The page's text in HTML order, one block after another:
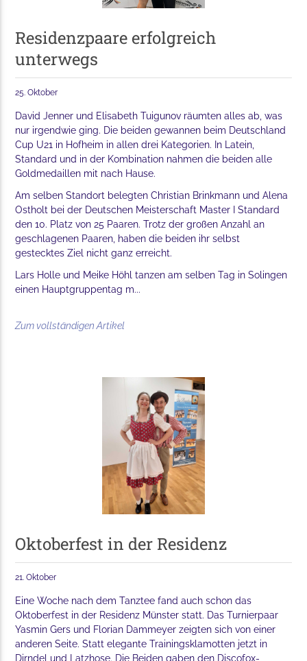
Residenzpaare erfolgreich
unterwegs
25. Oktober
David Jenner und Elisabeth Tuigunov räumten alles ab, was
nur irgendwie ging. Die beiden gewannen beim Deutschland
Cup U21 in Hofheim in allen drei Kategorien. In Latein,
Standard und in der Kombination nahmen die beiden alle
Goldmedaillen mit nach Hause.
Am selben Standort belegten Christian Brinkmann und Alena
Ostholt bei der Deutschen Meisterschaft Master I Standard
den 10. Platz von 25 Paaren. Trotz der großen Anzahl an
geschlagenen Paaren, haben die beiden ihr selbst
gestecktes Ziel nicht ganz erreicht.
Lars Holle und Meike Höhl tanzen am selben Tag in Solingen
einen Hauptgruppentag m...
Zum vollständigen Artikel
Oktoberfest in der Residenz
21. Oktober
Eine Woche nach dem Tanztee fand auch schon das
Oktoberfest in der Residenz Münster statt. Das Turnierpaar
Yasmin Gers und Florian Dammeyer zeigten sich von einer
anderen Seite. Statt elegante Trainingsklamotten jetzt in
Dirndel und Latzhose. Die Beiden gaben den Discofox-